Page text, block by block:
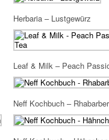
Herbaria – Lustgewürz
Leaf & Milk – Peach
Neff Kochbuch –